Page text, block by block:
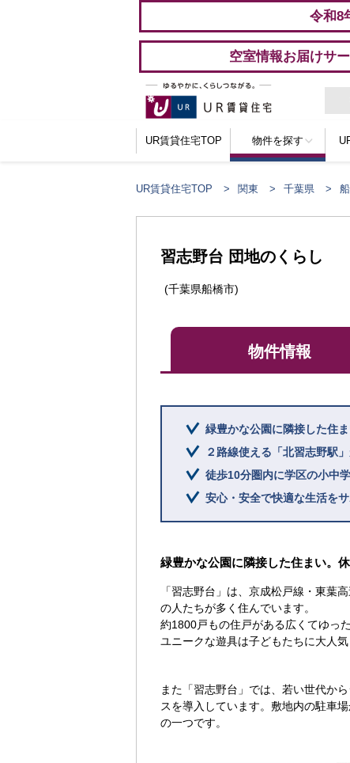
令和8
空室情報お届けサ
UR賃貸住宅TOP 物件を探す
UR賃貸住宅TOP 関東 千葉県
習志野台 団地のくらし
(千葉県船橋市)
物件情報
緑豊かな公園に隣接した住
２路線使える「北習志野駅
徒歩10分圏内に学区の小中
安心・安全で快適な生活を
緑豊かな公園に隣接した住まい。
「習志野台」は、京成松戸線・東葉
の人たちが多く住んでいます。
約1800戸もの住戸がある広くてゆっ
ユニークな遊具は子どもたちに大人
また「習志野台」では、若い世代か
スを導入しています。敷地内の駐車
の一つです。